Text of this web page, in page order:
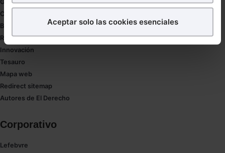
¿Qué puedes hacer?
en la web sea óptima
Puedes
todas las cookies excepto aquellas imprescindibles.
También puedes
seleccionar solo aquellas que quieras permitir en tu
navegador. Si no seleccionas ninguna utilizaremos
Aceptar solo las cookies esenciales
Gestión de despachos
Compliance
Buenas Prácticas Tributarias
RGPD
Innovación
Tesauro
Mapa web
Redirect sitemap
Autores de El Derecho
Corporativo
Lefebvre